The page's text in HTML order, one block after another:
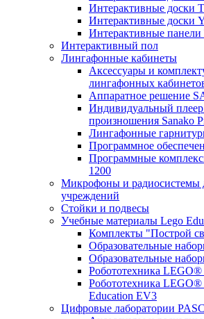
Интерактивные доски
Интерактивные доски
Интерактивные панели
Интерактивный пол
Лингафонные кабинеты
Аксессуары и
лингафонных
Аппаратное решение
Индивидуальный плеер
произношения Sanako
Лингафонные
Программное
Программные
1200
Микрофоны и радиосистемы
учреждений
Стойки и подвесы
Учебные материалы Lego
Комплекты "Построй
Образовательные
Образовательные
Робототехника
Робототехника
Education EV3
Цифровые лаборатории